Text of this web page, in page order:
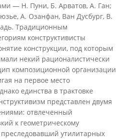
— Н. Пуни, Б. Арватов, А. Ган;
А. Озанфан, Ван Дусбург, В.
Традиционным
конструктивисты
конструкции, под которым
некий рационалистически
композиционной организации
на первое место
единства в трактовке
представлен двумя
отвлеченный
к геометрическому
утилитарных